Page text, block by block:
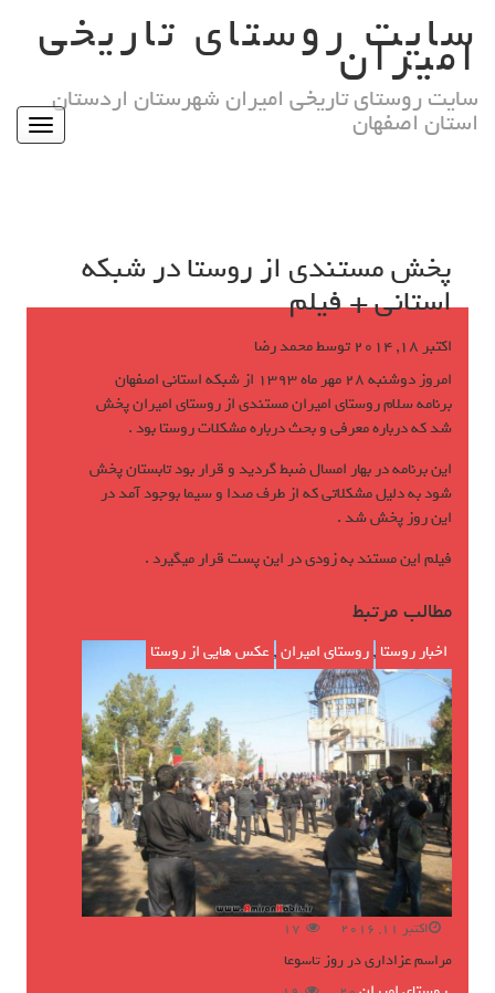
contentسایت روستای تاریخی
امیران
سایت روستای تاریخی امیران شهرستان اردستان
استان اصفهان Toggle
پخش مستندی از روستا در شبکه
استانی + فیلم
اکتبر 18, 2014 توسطمحمد رضا
امروز دوشنبه 28 مهر ماه 1393 از شبکه استانی اصفهان
برنامه سلام روستای امیران مستندی از روستای امیران پخش
شد که درباره معرفی و بحث درباره مشکلات روستا بود .
این برنامه در بهار امسال ضبط گردید و قرار بود تابستان پخش
شود به دلیل مشکلاتی که از طرف صدا و سیما بوجود آمد در
این روز پخش شد .
فیلم این مستند به زودی در این پست قرار میگیرد .
مطالب مرتبط
اخبار روستا ,روستای امیران,عکس هایی از روستا
اکتبر 11, 2016 17
مراسم عزاداری در روز تاسوعا